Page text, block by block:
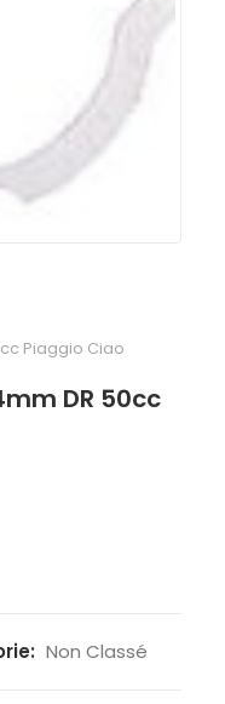
Piaggio Ciao
DR 50cc
Non Classé